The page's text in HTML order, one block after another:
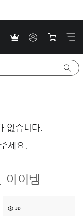
없습니다.
세요.
아이템
3D